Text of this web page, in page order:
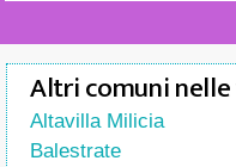
Altri comuni
Altavilla Milicia
Balestrate